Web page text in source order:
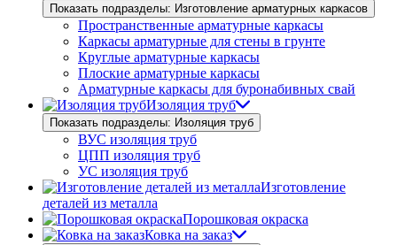
Показать подразделы: Изготовление арматурных каркасов
Пространственные арматурные каркасы
Каркасы арматурные для стены в грунте
Круглые арматурные каркасы
Плоские арматурные каркасы
Арматурные каркасы для буронабивных свай
Изоляция труб
Показать подразделы: Изоляция труб
ВУС изоляция труб
ЦПП изоляция труб
УС изоляция труб
Изготовление
деталей из металла
Порошковая окраска
Ковка на заказ